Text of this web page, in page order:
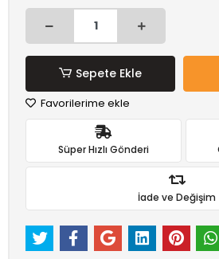
Sepete Ekle
Favorilerime ekle
Süper Hızlı Gönderi
İade ve Değişim